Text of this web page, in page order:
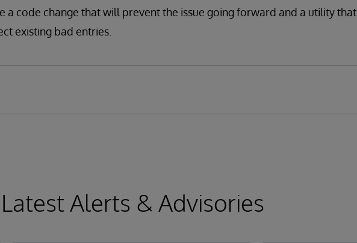
a code change that will prevent the issue going forward and a utility that
existing bad entries.
Latest Alerts & Advisories